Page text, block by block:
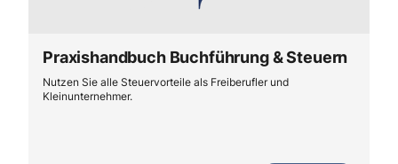
Praxishandbuch Buchführung & Steuern
Nutzen Sie alle Steuervorteile als Freiberufler und
Kleinunternehmer.